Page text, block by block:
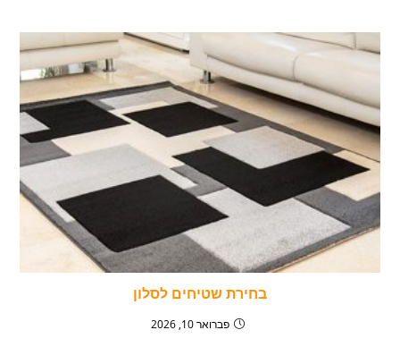
בחירת שטיחים לסלון
פברואר 10, 2026